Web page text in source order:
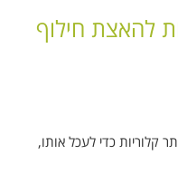
להאצת חילוף
קלוריות כדי לעכל אותו,